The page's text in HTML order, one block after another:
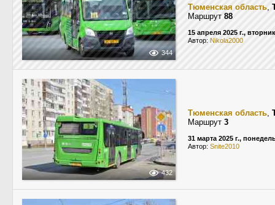
344
Тюменская область,
Маршрут 88
15 апреля 2025 г., вторник
Автор: Nikola2000
432
Тюменская область,
Маршрут 3
31 марта 2025 г.,
Автор: Snite2010